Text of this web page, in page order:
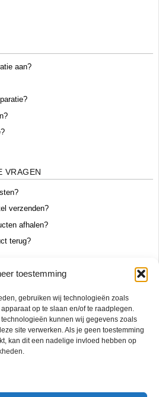
toestemming
gebruiken wij technologieën zoals
op te slaan en/of te raadplegen.
kunnen wij gegevens zoals
site verwerken. Als je geen toestemming
kan dit een nadelige invloed hebben op
aan?
VRAGEN
verzenden?
afhalen?
terug?